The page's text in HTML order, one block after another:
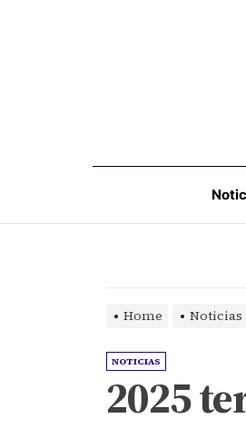
Home Noticias
NOTICIAS
2025